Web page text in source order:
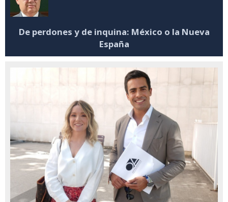
De perdones y de inquina: México o la Nueva
España